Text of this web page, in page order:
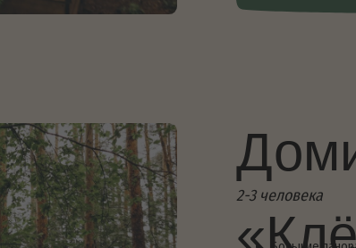
Открытая веранда с креслами
Смотреть свободные даты
от 5900 ₽